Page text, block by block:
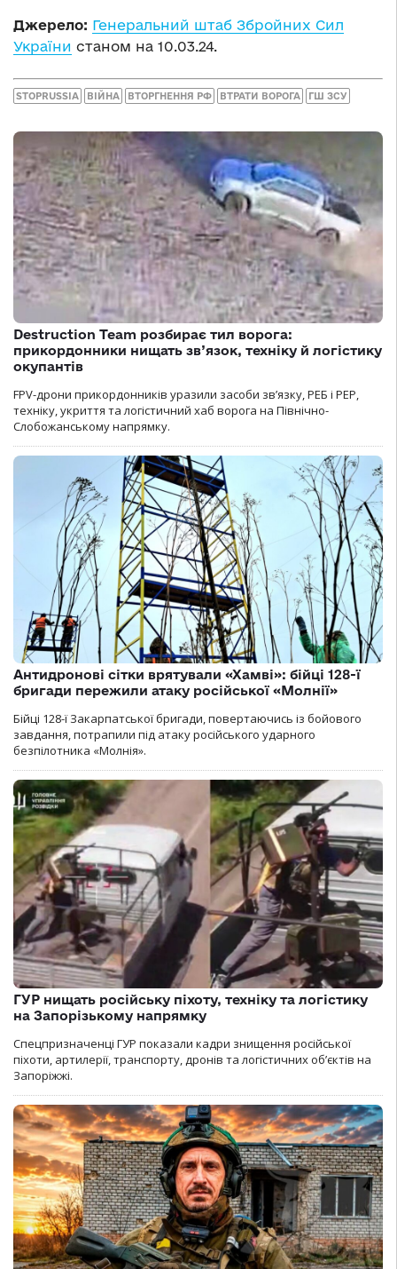
Джерело: Генеральний штаб Збройних Сил
України станом на 10.03.24.
STOPRUSSIA ВІЙНА ВТОРГНЕННЯ РФ ВТРАТИ ВОРОГА ГШ ЗСУ
Destruction Team розбирає тил ворога:
прикордонники нищать зв’язок, техніку й логістику
окупантів
FPV-дрони прикордонників уразили засоби зв’язку, РЕБ і РЕР,
техніку, укриття та логістичний хаб ворога на Північно-
Слобожанському напрямку.
Антидронові сітки врятували «Хамві»: бійці 128-ї
бригади пережили атаку російської «Молнії»
Бійці 128-ї Закарпатської бригади, повертаючись із бойового
завдання, потрапили під атаку російського ударного
безпілотника «Молнія».
ГУР нищать російську піхоту, техніку та логістику
на Запорізькому напрямку
Спецпризначенці ГУР показали кадри знищення російської
піхоти, артилерії, транспорту, дронів та логістичних об’єктів на
Запоріжжі.